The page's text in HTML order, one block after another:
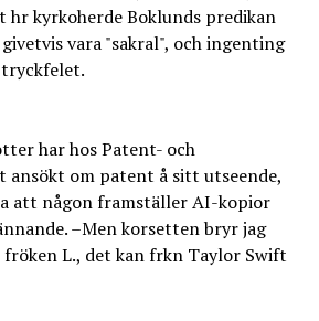
hr kyrkoherde Boklunds predikan
vara "sakral", och ingenting
har hos Patent- och
ansökt om patent å sitt utseende,
att någon framställer AI-kopior
–Men korsetten bryr jag
fröken L., det kan frkn Taylor Swift